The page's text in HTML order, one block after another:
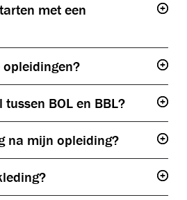
met een
BOL en BBL?
na mijn opleiding?